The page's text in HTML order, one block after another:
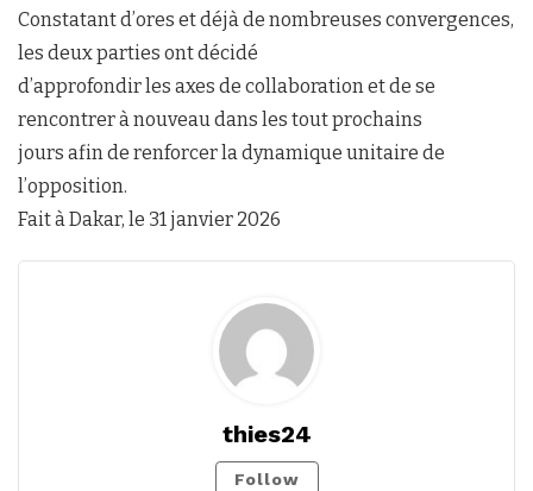
Constatant d’ores et déjà de nombreuses convergences,
les deux parties ont décidé
d’approfondir les axes de collaboration et de se
rencontrer à nouveau dans les tout prochains
jours afin de renforcer la dynamique unitaire de
l’opposition.
Fait à Dakar, le 31 janvier 2026
thies24
Follow